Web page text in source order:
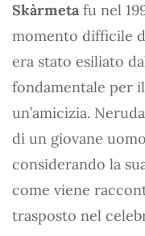
Skàrmeta fu nel
momento difficile
era stato esiliato
fondamentale per
un’amicizia.
di un giovane
considerando la
come viene
trasposto nel